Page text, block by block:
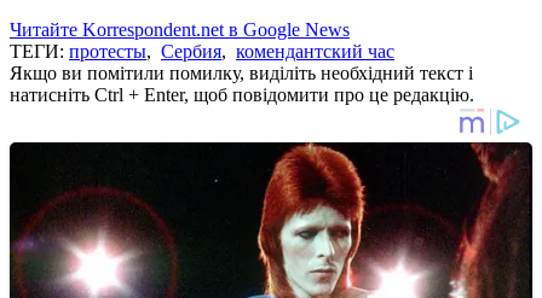
Читайте Korrespondent.net в Google News
ТЕГИ: протесты, Сербия, комендантский час
Якщо ви помітили помилку, виділіть необхідний текст і
натисніть Ctrl + Enter, щоб повідомити про це редакцію.